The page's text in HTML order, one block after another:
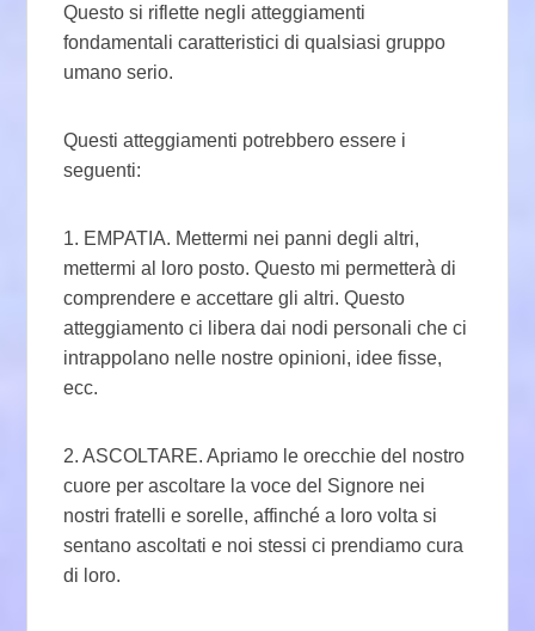
Questo si riflette negli atteggiamenti
fondamentali caratteristici di qualsiasi gruppo
umano serio.
Questi atteggiamenti potrebbero essere i
seguenti:
1. EMPATIA. Mettermi nei panni degli altri,
mettermi al loro posto. Questo mi permetterà di
comprendere e accettare gli altri. Questo
atteggiamento ci libera dai nodi personali che ci
intrappolano nelle nostre opinioni, idee fisse,
ecc.
2. ASCOLTARE. Apriamo le orecchie del nostro
cuore per ascoltare la voce del Signore nei
nostri fratelli e sorelle, affinché a loro volta si
sentano ascoltati e noi stessi ci prendiamo cura
di loro.